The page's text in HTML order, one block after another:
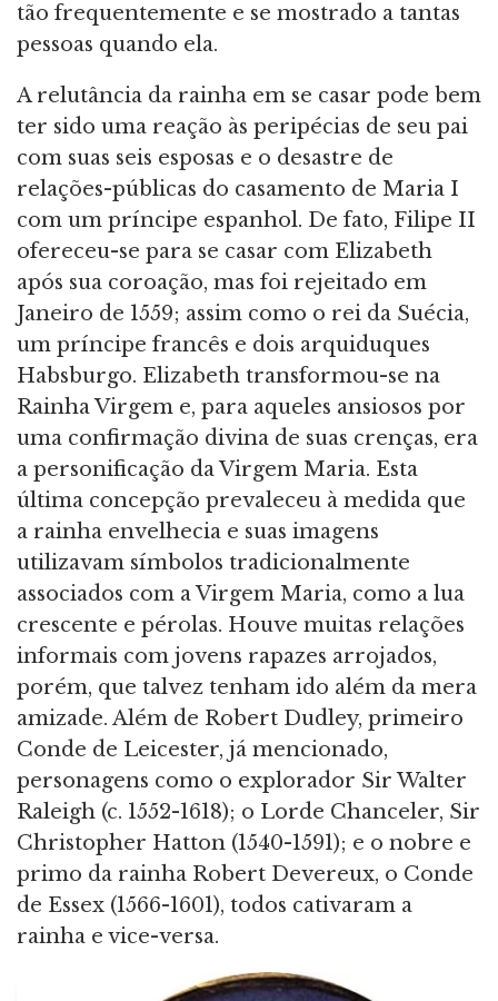
tão frequentemente e se mostrado a tantas
pessoas quando ela.
A relutância da rainha em se casar pode bem
ter sido uma reação às peripécias de seu pai
com suas seis esposas e o desastre de
relações-públicas do casamento de Maria I
com um príncipe espanhol. De fato, Filipe II
ofereceu-se para se casar com Elizabeth
após sua coroação, mas foi rejeitado em
Janeiro de 1559; assim como o rei da Suécia,
um príncipe francês e dois arquiduques
Habsburgo. Elizabeth transformou-se na
Rainha Virgem e, para aqueles ansiosos por
uma confirmação divina de suas crenças, era
a personificação da Virgem Maria. Esta
última concepção prevaleceu à medida que
a rainha envelhecia e suas imagens
utilizavam símbolos tradicionalmente
associados com a Virgem Maria, como a lua
crescente e pérolas. Houve muitas relações
informais com jovens rapazes arrojados,
porém, que talvez tenham ido além da mera
amizade. Além de Robert Dudley, primeiro
Conde de Leicester, já mencionado,
personagens como o explorador Sir Walter
Raleigh (c. 1552-1618); o Lorde Chanceler, Sir
Christopher Hatton (1540-1591); e o nobre e
primo da rainha Robert Devereux, o Conde
de Essex (1566-1601), todos cativaram a
rainha e vice-versa.